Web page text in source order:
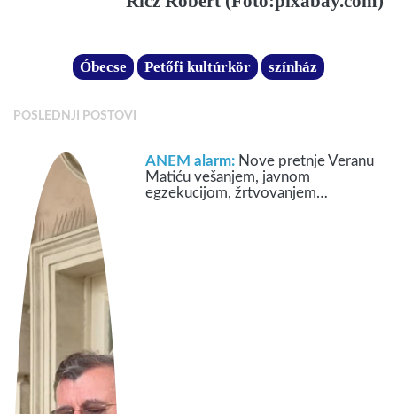
Óbecse Petőfi kultúrkör színház
POSLEDNJI POSTOVI
ANEM alarm: Nove pretnje Veranu
Matiću vešanjem, javnom
egzekucijom, žrtvovanjem…